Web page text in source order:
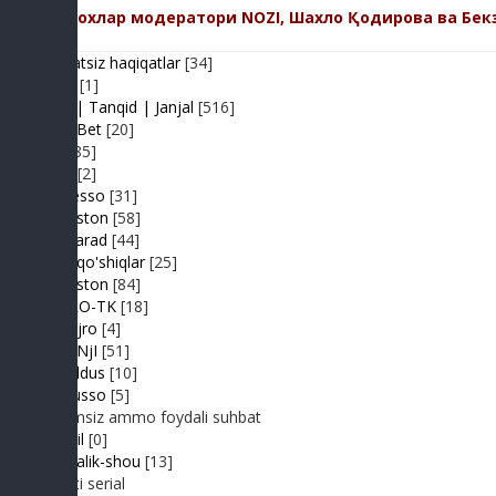
Изохлар модератори NOZI, Шахло Қодирова ва
Adolatsiz haqiqatlar [34]
[1]
Baxs| Tanqid | Janjal [516]
BeshBet [20]
[85]
[2]
Expresso [31]
FIKRiston [58]
Hit-Parad [44]
Ijara qo'shiqlar [25]
IJODiston [84]
IMPRO-TK [18]
Jonli ijro [4]
JuMaNjI [51]
JurYuldus [10]
Kaktusso [5]
Yoqimsiz ammo foydali suhbat
Kongil [0]
Kundalik-shou [13]
Realiti serial